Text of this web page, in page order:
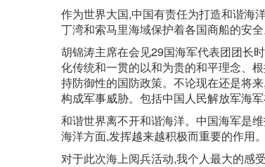
作为世界大国,中国有责任为打造和谐海
丁湾和索马里海域保护着各国商船的安
胡锦涛主席在会见29国海军代表团团长
化传统和一贯的以和为贵的和平理念、
持防御性的国防政策。不论现在还是将
构成军事威胁。包括中国人民解放军海
和谐世界离不开和谐海洋。中国海军是
海洋方面,发挥越来越积极而重要的作用。
对于此次海上阅兵活动,我个人最大的感